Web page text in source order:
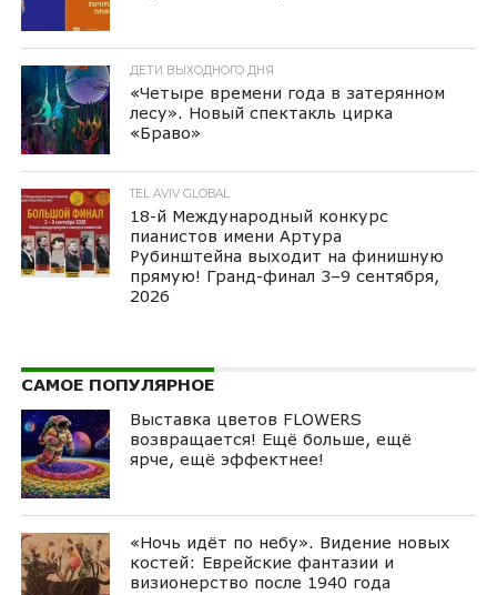
ДЕТИ ВЫХОДНОГО ДНЯ
«Четыре времени года в затерянном
лесу». Новый спектакль цирка
«Браво»
TEL AVIV GLOBAL
18-й Международный конкурс
пианистов имени Артура
Рубинштейна выходит на финишную
прямую! Гранд-финал 3–9 сентября,
2026
САМОЕ ПОПУЛЯРНОЕ
Выставка цветов FLOWERS
возвращается! Ещё больше, ещё
ярче, ещё эффектнее!
«Ночь идёт по небу». Видение новых
костей: Еврейские фантазии и
визионерство после 1940 года